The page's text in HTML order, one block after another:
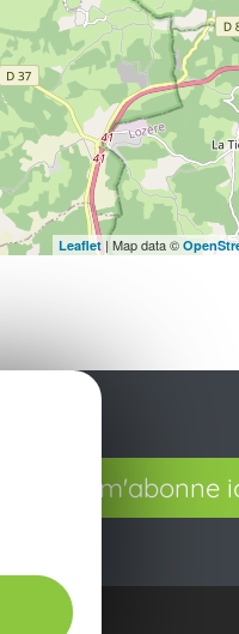
Leaflet| Map data ©
Je m'abonne